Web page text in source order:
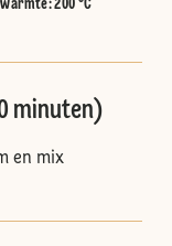
:200 °C
minuten)
en mix